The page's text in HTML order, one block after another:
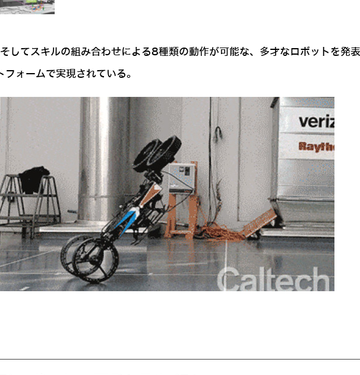
してスキルの組み合わせによる8種類の動作が可能な、多才なロボットを発
ォームで実現されている。